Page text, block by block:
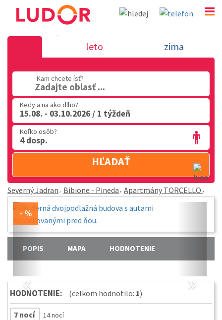
Apartmány TORCELLO - Bibione - Pineda -
leto zima
Kam chcete ísť?
Zadajte oblasť ...
Kedy a na ako dlho?
15.08. - 03.10.2026 / 1 týždeň
Koľko osôb?
4 dosp.
HĽADAŤ
Severný Jadran Bibione - Pineda Apartmány TORCELLO
« »
POPIS MAPA HODNOTENIE
HODNOTENIE: (celkom hodnotilo: 1)
7 nocí 14 nocí